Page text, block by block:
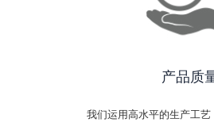
产品质
我们运用高水平的生产工